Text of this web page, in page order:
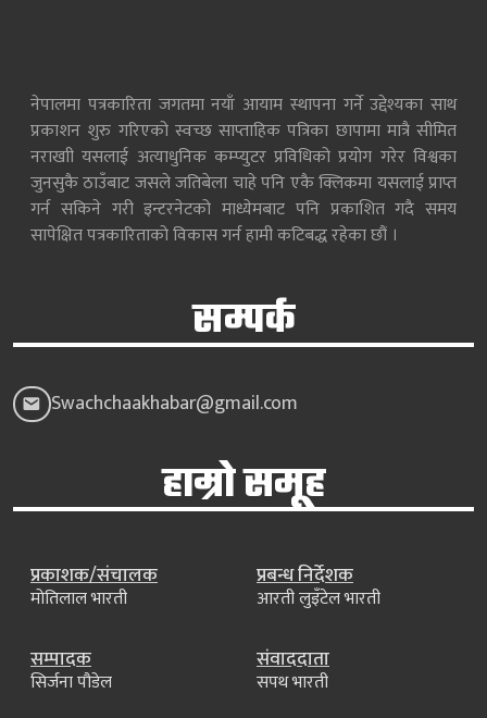
नेपालमा पत्रकारिता जगतमा नयाँ आयाम स्थापना गर्ने उद्देश्यका साथ
प्रकाशन शुरु गरिएको स्वच्छ साप्ताहिक पत्रिका छापामा मात्रै सीमित
नराखाी यसलाई अत्याधुनिक कम्प्युटर प्रविधिको प्रयोग गरेर विश्वका
जुनसुकै ठाउँबाट जसले जतिबेला चाहे पनि एकै क्लिकमा यसलाई प्राप्त
गर्न सकिने गरी इन्टरनेटको माध्येमबाट पनि प्रकाशित गदै समय
सापेक्षित पत्रकारिताको विकास गर्न हामी कटिबद्ध रहेका छौं ।
सम्पर्क
Swachchaakhabar@gmail.com
हाम्रो समूह
प्रकाशक/संचालक
मोतिलाल भारती
प्रबन्ध निर्देशक
आरती लुइँटेल भारती
सम्पादक
सिर्जना पौडेल
संवाददाता
सपथ भारती